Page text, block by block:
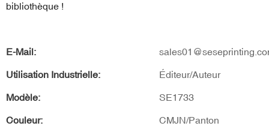
bibliothèque !
E-Mail:
Utilisation Industrielle: Éditeur/Auteur
Modèle: SE1733
Couleur: CMJN/Panton